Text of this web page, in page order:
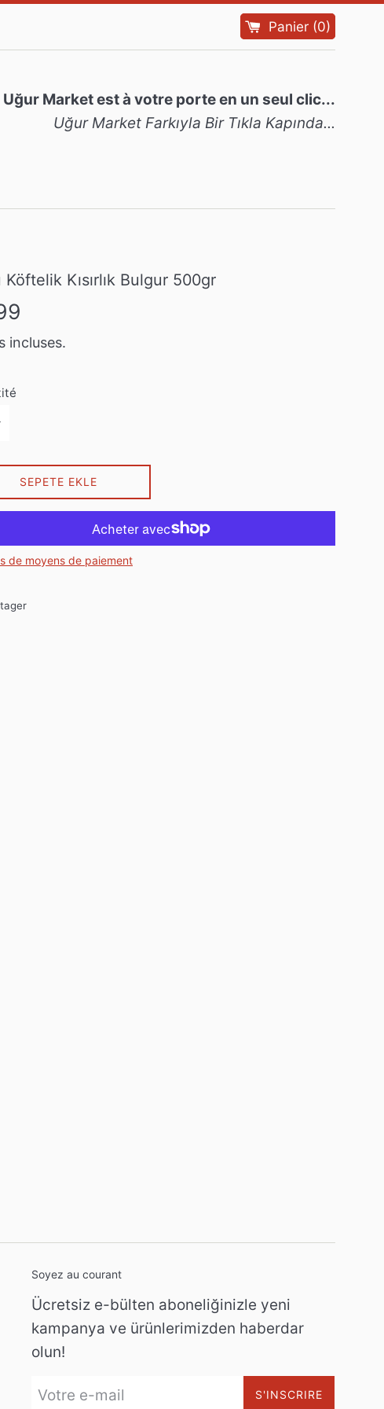
Panier (0)
Uğur Market est à votre porte en un seul clic...
Uğur Market Farkıyla Bir Tıkla Kapında...
Köftelik Kısırlık Bulgur 500gr
incluses.
SEPETE EKLE
de moyens de paiement
Partager sur Facebook
Soyez au courant
Ücretsiz e-bülten aboneliğinizle yeni
kampanya ve ürünlerimizden haberdar
olun!
S'INSCRIRE